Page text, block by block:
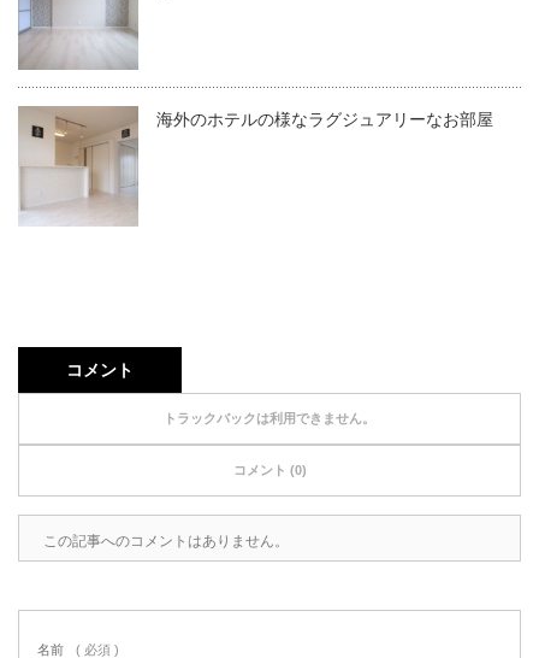
海外のホテルの様なラグジュアリーなお部屋
コメント
トラックバックは利用できません。
コメント (0)
この記事へのコメントはありません。
名前 ( 必須 )